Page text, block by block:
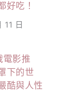
好吃！
日
電影推
下的世
酷與人性